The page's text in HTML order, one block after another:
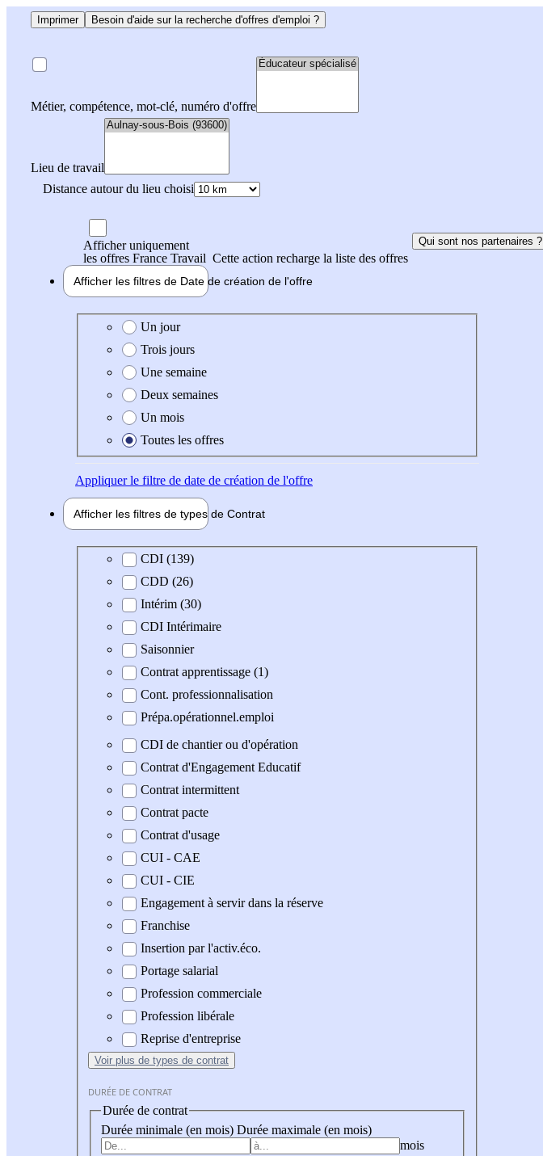
Imprimer Besoin d'aide sur la recherche d'offres d'emploi ?
Métier, compétence, mot-clé, numéro d'offre
Lieu de travail
Distance autour du lieu choisi
Afficher uniquement
les offres France Travail Cette action recharge la liste des offres
Qui sont nos partenaires ?
Afficher les filtres de Date de création de l'offre
Date de création de l'offre
Un jour
Trois jours
Une semaine
Deux semaines
Un mois
Toutes les offres
Appliquerle filtre de date de création de l'offre
Afficher les filtres de types de Contrat
Type de contratCDI (139)
CDD (26)
Intérim (30)
CDI Intérimaire
Saisonnier
Contrat apprentissage (1)
Cont. professionnalisation
Prépa.opérationnel.emploi
CDI de chantier ou d'opération
Contrat d'Engagement Educatif
Contrat intermittent
Contrat pacte
Contrat d'usage
CUI - CAE
CUI - CIE
Engagement à servir dans la réserve
Franchise
Insertion par l'activ.éco.
Portage salarial
Profession commerciale
Profession libérale
Reprise d'entreprise
Voir plus de types de contrat
DURÉE DE CONTRAT
Durée de contrat
Durée minimale (en mois) Durée maximale (en mois)
mois